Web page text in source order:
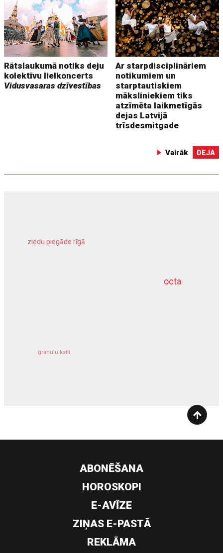
Rātslaukumā notiks deju
kolektīvu lielkoncerts
Vidusvasaras dzīvestības
Ar starpdisciplināriem
notikumiem un
starptautiskiem
māksliniekiem tiks
atzīmēta laikmetīgās
dejas Latvijā
trīsdesmitgade
Vairāk DEJA
octa
ziedu piegāde rīgā
granulu katli
dziļurbums
ABONĒŠANA
HOROSKOPI
E-AVĪZE
ZIŅAS E-PASTĀ
REKLĀMA